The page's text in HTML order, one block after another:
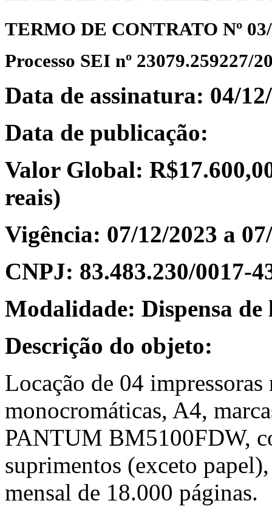
TERMO DE CONTRATO Nº
Processo SEI nº 23079.259227/
Data de assinatura: 04/
Data de publicação:
Valor Global:
reais)
Vigência: 07/12/2023 a
CNPJ: 83.483.230/0017-
Modalidade: Dispensa de
Descrição do objeto:
Locação de 04
monocromáticas, A4,
PANTUM BM5100FDW,
suprimentos (exceto
mensal de 18.000 páginas.